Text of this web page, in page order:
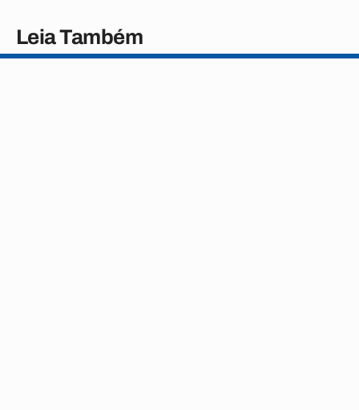
Leia Também